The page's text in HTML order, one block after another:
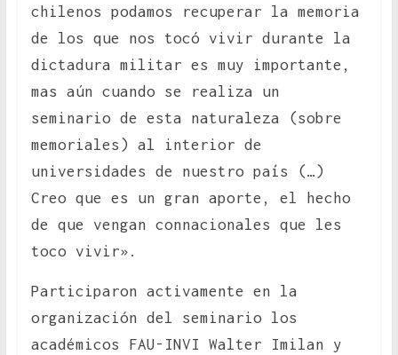
chilenos podamos recuperar la memoria
de los que nos tocó vivir durante la
dictadura militar es muy importante,
mas aún cuando se realiza un
seminario de esta naturaleza (sobre
memoriales) al interior de
universidades de nuestro país (…)
Creo que es un gran aporte, el hecho
de que vengan connacionales que les
toco vivir».
Participaron activamente en la
organización del seminario los
académicos FAU-INVI Walter Imilan y